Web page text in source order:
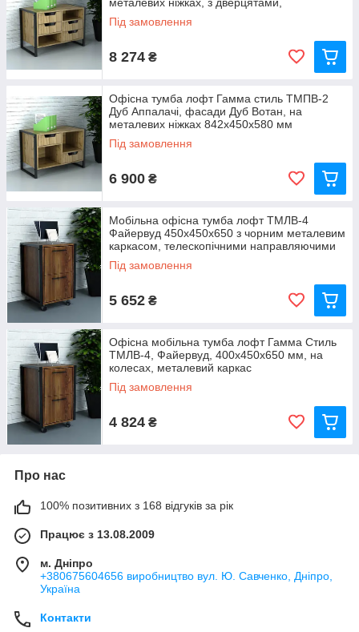
842х450х580 мм
Під замовлення
8 274 ₴
Офісна тумба лофт Гамма стиль ТМПВ-2
Дуб Аппалачі, фасади Дуб Вотан, на
металевих ніжках 842х450х580 мм
Під замовлення
6 900 ₴
Мобільна офісна тумба лофт ТМЛВ-4
Файервуд 450x450x650 з чорним металевим
каркасом, телескопічними направляючими
(V2824)
Під замовлення
5 652 ₴
Офісна мобільна тумба лофт Гамма Стиль
ТМЛВ-4, Файервуд, 400x450x650 мм, на
колесах, металевий каркас
Під замовлення
4 824 ₴
Про нас
100% позитивних з 168 відгуків за рік
Працює з 13.08.2009
м. Дніпро
+380675604656 виробництво вул. Ю. Савченко, Дніпро,
Україна
Контакти